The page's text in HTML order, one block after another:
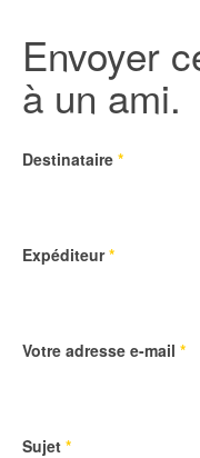
Envoyer
à un ami.
Destinataire *
Expéditeur*
Votre adresse e-mail *
Sujet *